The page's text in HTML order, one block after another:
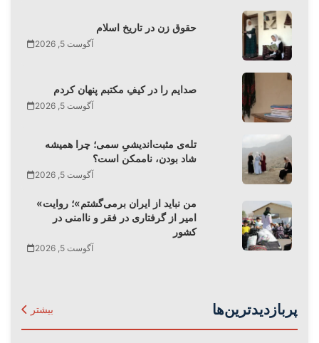
حقوق زن در تاریخ اسلام
آگوست 5, 2026
صدایم را در کیفِ مکتبم پنهان کردم
آگوست 5, 2026
تله‌‌ی مثبت‌اندیشیِ سمی؛ چرا همیشه
شاد بودن، ناممکن است؟
آگوست 5, 2026
«من نباید از ایران برمی‌گشتم»؛ روایت
امیر از گرفتاری در فقر و ناامنی در
کشور
آگوست 5, 2026
پربازدیدترین‌ها بیشتر